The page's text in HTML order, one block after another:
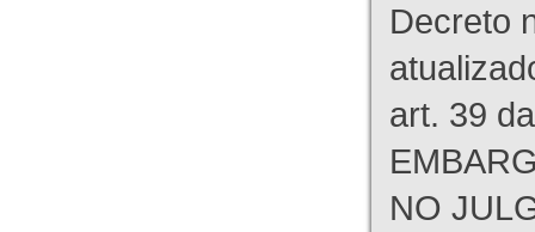
Decreto
art. 39
NO